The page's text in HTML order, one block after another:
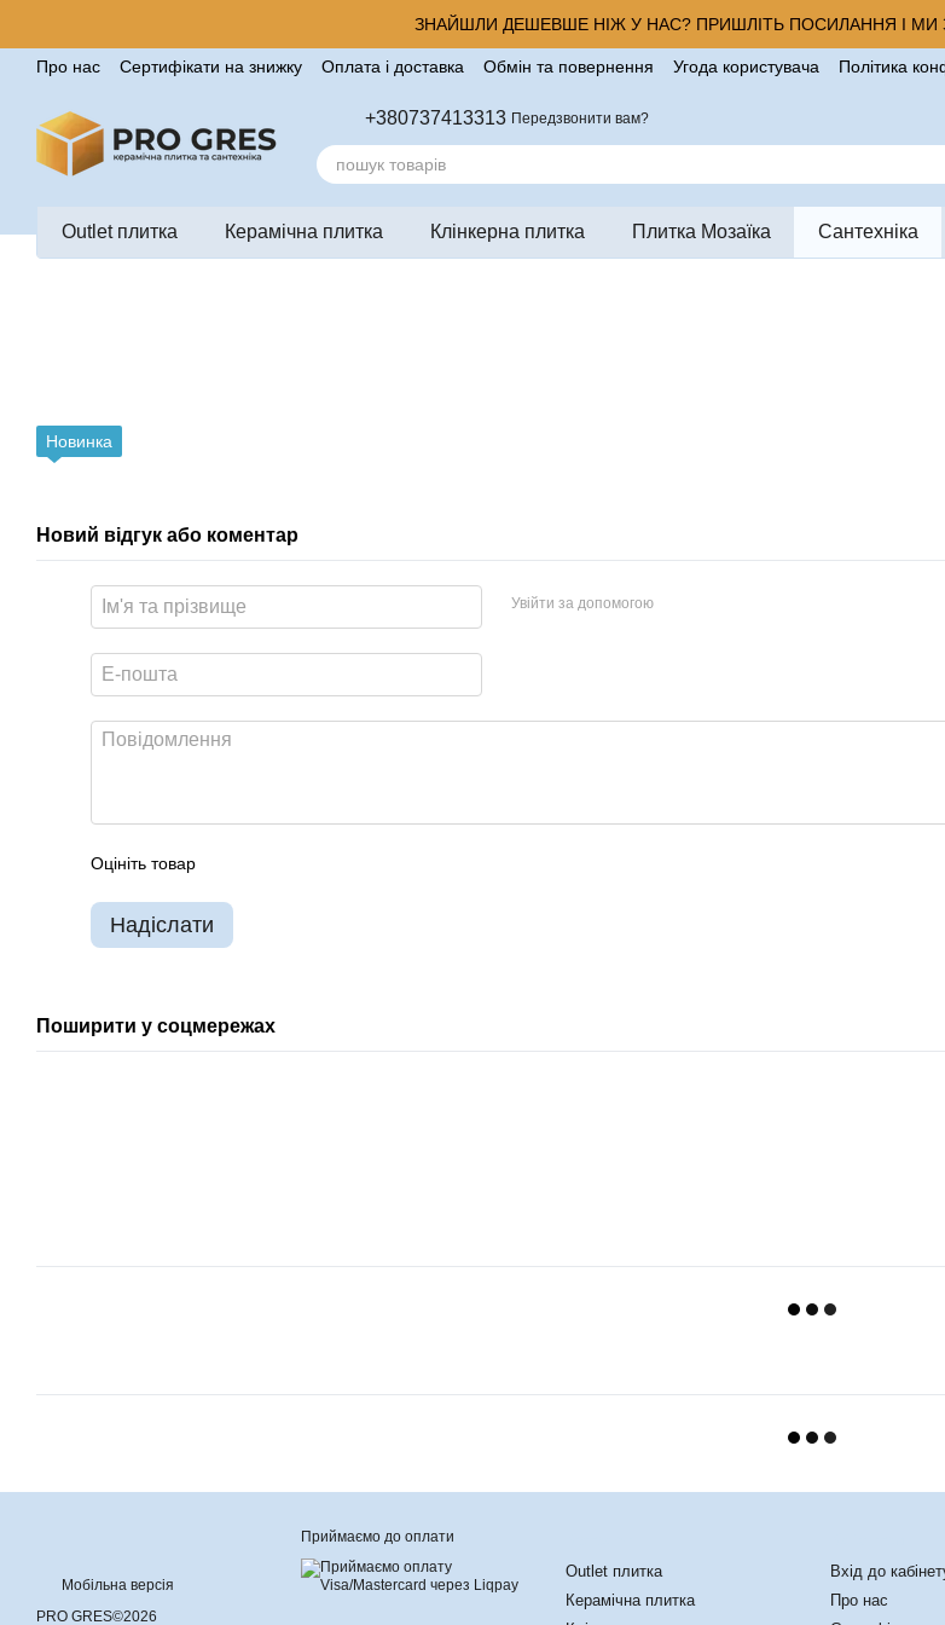
ЗНАЙШЛИ ДЕШЕВШЕ НІЖ У НАС? ПРИШЛІТЬ ПОСИЛАННЯ І МИ
Про нас Сертифікати на знижку Оплата і доставка Обмін та повернення Угода користувача
Політика
+380737413313 Передзвонити вам?
Outlet плитка Керамічна плитка Клінкерна плитка Плитка Мозаїка Сантехніка
Новинка
Новий відгук або коментар
Увійти за допомогою
Оцініть товар
Надіслати
Поширити у соцмережах
Мобільна версія
PRO GRES©2026
Приймаємо до оплати
Outlet плитка
Керамічна плитка
Вхід до
Про нас